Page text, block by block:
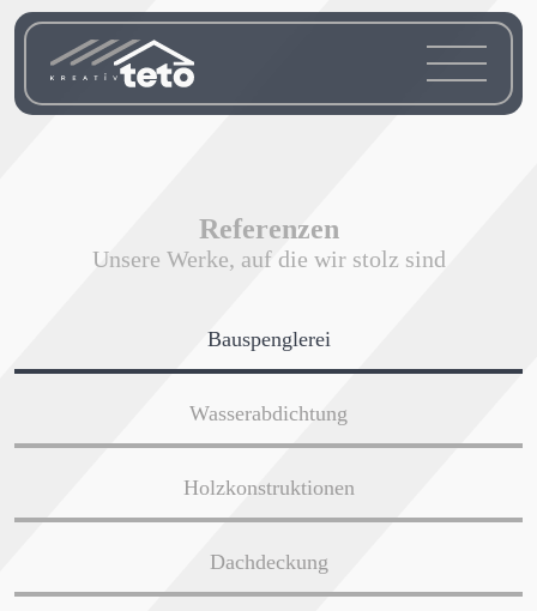
Referenzen
Unsere Werke, auf die wir stolz sind
Bauspenglerei
Wasserabdichtung
Holzkonstruktionen
Dachdeckung